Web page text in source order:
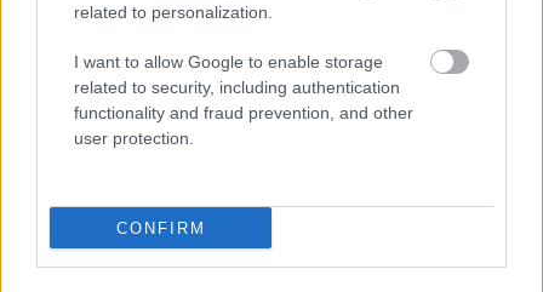
related to personalization.
I want to allow Google to enable storage
related to security, including authentication
functionality and fraud prevention, and other
user protection.
CONFIRM